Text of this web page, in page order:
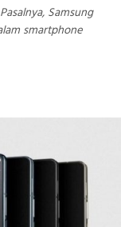
Samsung
smartphone